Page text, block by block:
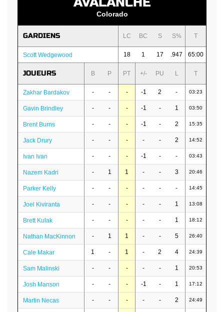
Colorado
GARDIENS LC BC S S% T
Scott Wedgewood 18 1 17 .947 65:00
JOUEURS B P PT +/- PU L T
Zakhar Bardakov - - - -1 2 - 03:23
Gavin Brindley - - - -1 - 1 03:50
Brent Burns - - - -1 - 2 15:35
Jack Drury - - - - - 2 14:52
Ivan Ivan - - - -1 - - 03:43
Nazem Kadri - 1 1 - - 3 20:46
Parker Kelly - - - - - - 14:45
Joel Kiviranta - - - - - 1 13:08
Brett Kulak - - - - - 1 18:12
Nathan MacKinnon - 1 1 - - 5 26:40
Cale Makar 1 - 1 - 2 4 24:39
Sam Malinski - - - - - 1 20:53
Josh Manson - - - -1 - 1 17:12
Martin Necas - - - - - 2 24:49